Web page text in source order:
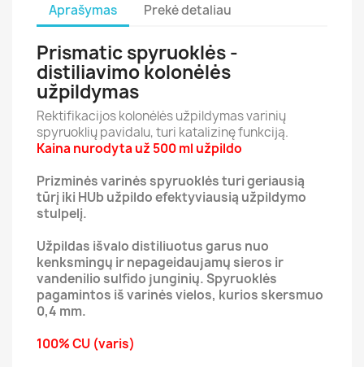
Aprašymas Prekė detaliau
Prismatic spyruoklės -
distiliavimo kolonėlės
užpildymas
Rektifikacijos kolonėlės užpildymas varinių
spyruoklių pavidalu, turi katalizinę funkciją.
Kaina nurodyta už 500 ml užpildo
Prizminės varinės spyruoklės turi geriausią
tūrį iki HUb užpildo efektyviausią užpildymo
stulpelį.
Užpildas išvalo distiliuotus garus nuo
kenksmingų ir nepageidaujamų sieros ir
vandenilio sulfido junginių. Spyruoklės
pagamintos iš varinės vielos, kurios skersmuo
0,4 mm.
100% CU (varis)